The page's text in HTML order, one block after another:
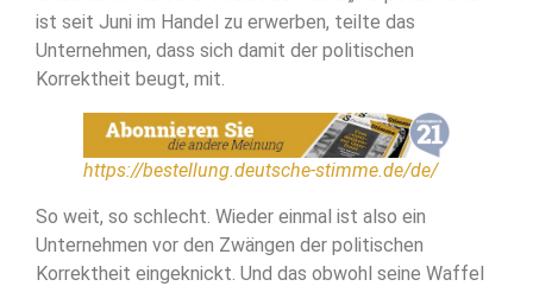
ist seit Juni im Handel zu erwerben, teilte das
Unternehmen, dass sich damit der politischen
Korrektheit beugt, mit.
https://bestellung.deutsche-stimme.de/de/
So weit, so schlecht. Wieder einmal ist also ein
Unternehmen vor den Zwängen der politischen
Korrektheit eingeknickt. Und das obwohl seine Waffel